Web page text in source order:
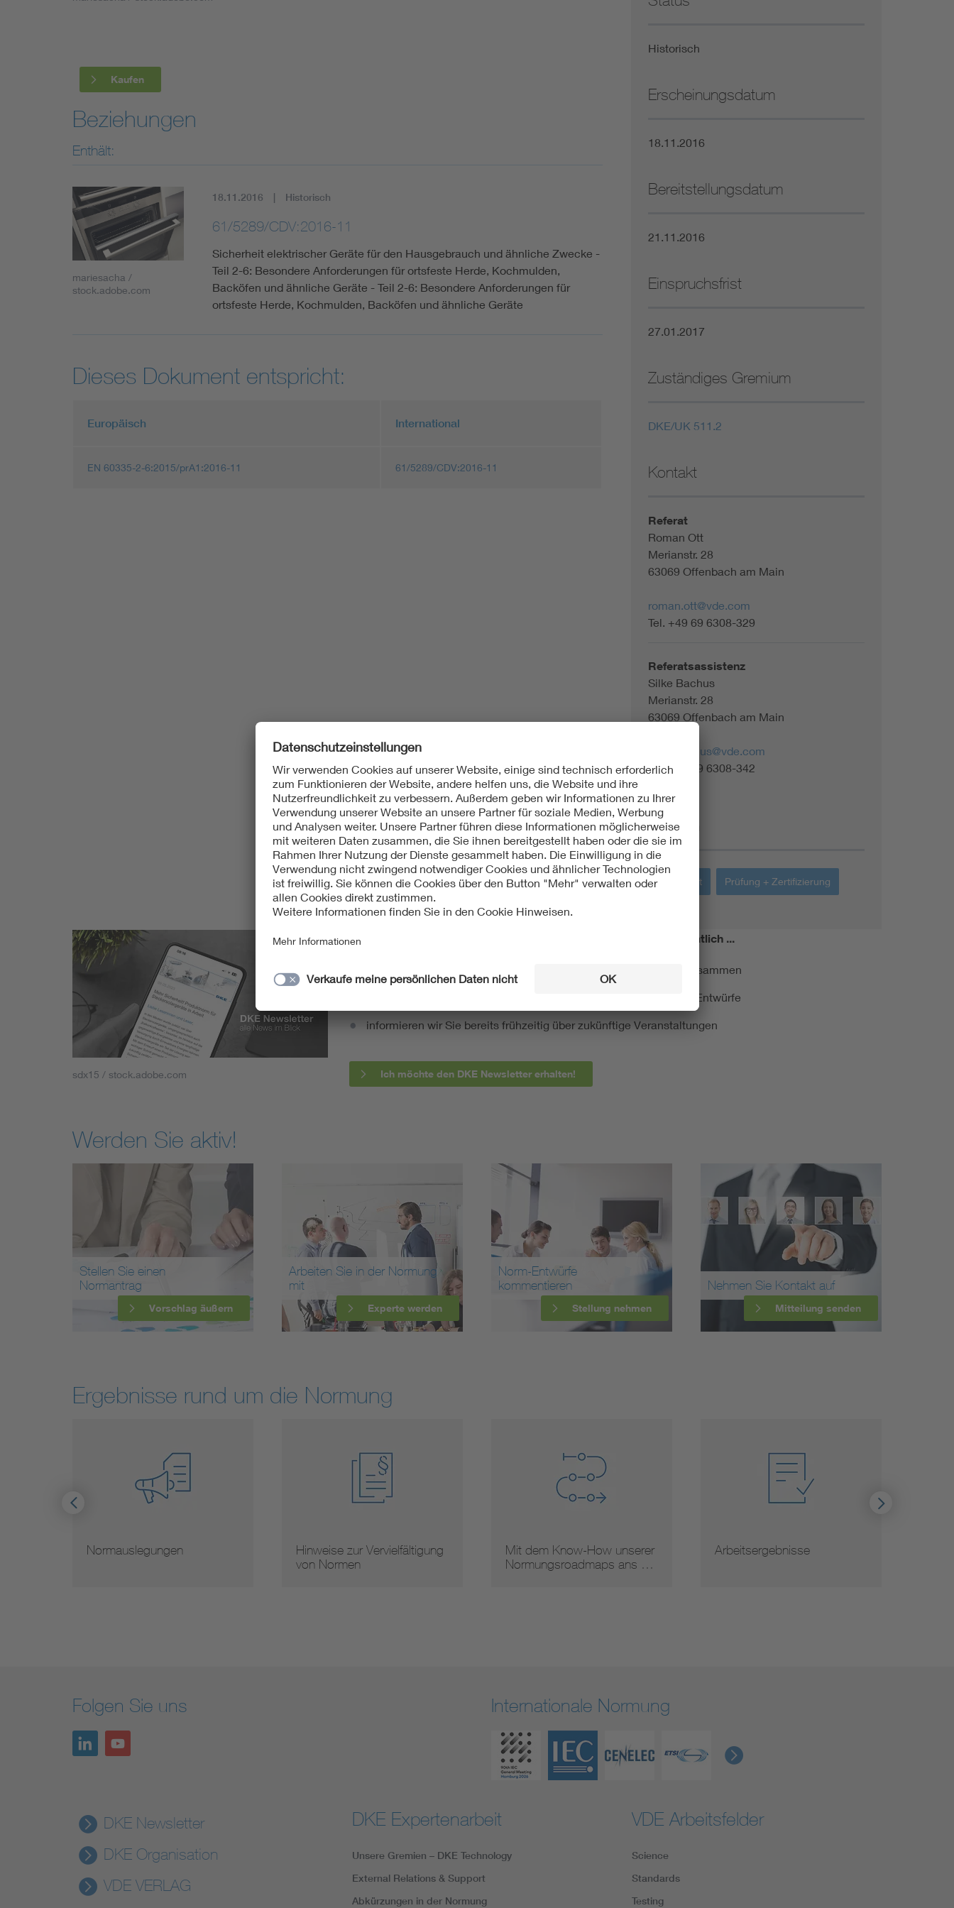
Mobility
Smart Cities
Not- und Sicherheitsbeleuchtung
Kaufen
Beziehungen
Enthält:
mariesacha /
stock.adobe.com
18.11.2016 Historisch
61/5289/CDV:2016-11
Sicherheit elektrischer Geräte für den Hausgebrauch und ähnliche Zwecke -
Teil 2-6: Besondere Anforderungen für ortsfeste Herde, Kochmulden,
Backöfen und ähnliche Geräte - Teil 2-6: Besondere Anforderungen für
ortsfeste Herde, Kochmulden, Backöfen und ähnliche Geräte
Dieses Dokument entspricht:
Europäisch International
EN 60335-2-6:2015/prA1:2016-11 61/5289/CDV:2016-11
Historisch
Erscheinungsdatum
18.11.2016
Bereitstellungsdatum
21.11.2016
Einspruchsfrist
27.01.2017
Zuständiges Gremium
DKE/UK 511.2
Kontakt
Referat
Roman Ott
Merianstr. 28
63069 Offenbach am Main
roman.ott@vde.com
Tel. +49 69 6308-329
Referatsassistenz
Silke Bachus
Merianstr. 28
63069 Offenbach am Main
silke.bachus@vde.com
Tel. +49 69 6308-342
Themen
Sicherheit Prüfung + Zertifizierung
sdx15 / stock.adobe.com
Mit unserem DKE Newsletter sind Sie immer top informiert! Monatlich ...
fassen wir die wichtigsten Entwicklungen in der Normung kurz zusammen
berichten wir über aktuelle Arbeitsergebnisse, Publikationen und Entwürfe
informieren wir Sie bereits frühzeitig über zukünftige Veranstaltungen
Ich möchte den DKE Newsletter erhalten!
Werden Sie aktiv!
Stellen Sie einen
Normantrag
Vorschlag äußern
Arbeiten Sie in der Normung
mit
Experte werden
Norm-Entwürfe
kommentieren
Stellung nehmen
Nehmen Sie Kontakt auf
Mitteilung senden
Ergebnisse rund um die Normung
Normauslegungen
Hinweise zur Vervielfältigung
von Normen
Mit dem Know-How unserer
Normungsroadmaps ans …
Arbeitsergebnisse
Folgen Sie uns Internationale Normung
DKE Newsletter
DKE Organisation
VDE VERLAG
DKE Expertenarbeit
Unsere Gremien – DKE Technology
External Relations & Support
Abkürzungen in der Normung
VDE Arbeitsfelder
Science
Standards
Testing